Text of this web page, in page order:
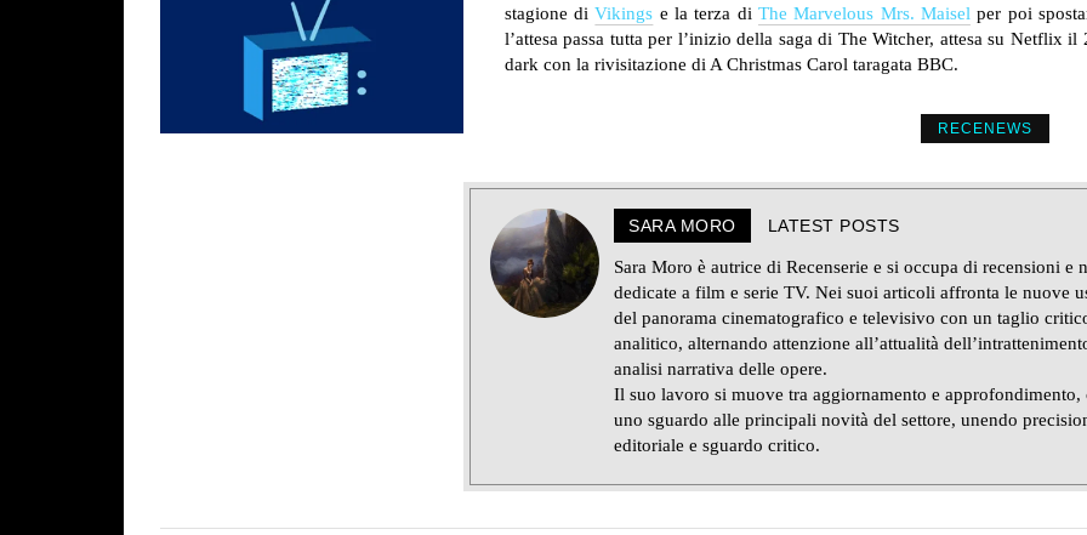
stagione diVikings e la terza di The Marvelous Mrs. Maisel per poi
l’attesa passa tutta per l’inizio della saga di The Witcher, attesa su Netflix
dark con la rivisitazione di A Christmas Carol taragata BBC.
RECENEWS
SARA MORO LATEST POSTS
Sara Moro è autrice di Recenserie e si occupa di recensioni e
dedicate a film e serie TV. Nei suoi articoli affronta le nuove
del panorama cinematografico e televisivo con un taglio
analitico, alternando attenzione all’attualità
analisi narrativa delle opere.
Il suo lavoro si muove tra aggiornamento e approfondimento,
uno sguardo alle principali novità del settore, unendo
editoriale e sguardo critico.